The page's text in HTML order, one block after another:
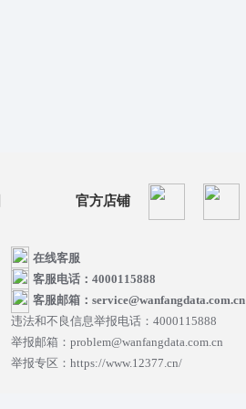
官方店铺
在线客服
客服电话：4000115888
客服邮箱：service@wanfangdata.com.cn
违法和不良信息举报电话：4000115888
举报邮箱：problem@wanfangdata.com.cn
举报专区：https://www.12377.cn/